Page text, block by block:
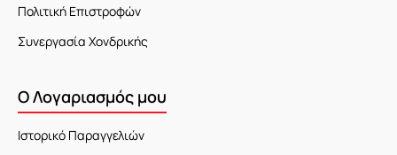
Πολιτική Επιστροφών
Συνεργασία Χονδρικής
Ο Λογαριασμός μου
Ιστορικό Παραγγελιών